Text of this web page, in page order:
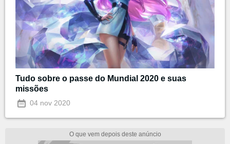
Tudo sobre o passe do Mundial 2020 e suas
missões
04 nov 2020